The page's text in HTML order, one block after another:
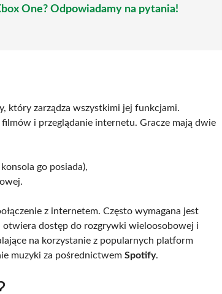
One? Odpowiadamy na pytania!
który zarządza wszystkimi jej funkcjami.
i przeglądanie internetu. Gracze mają dwie
go posiada),
z internetem. Często wymagana jest
otwiera dostęp do rozgrywki wieloosobowej i
na korzystanie z popularnych platform
muzyki za pośrednictwem Spotify.